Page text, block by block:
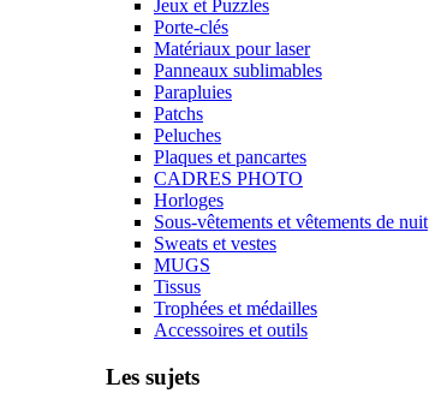
Jeux et Puzzles
Porte-clés
Matériaux pour laser
Panneaux sublimables
Parapluies
Patchs
Peluches
Plaques et pancartes
CADRES PHOTO
Horloges
Sous-vêtements et vêtements de nuit
Sweats et vestes
MUGS
Tissus
Trophées et médailles
Accessoires et outils
Les sujets